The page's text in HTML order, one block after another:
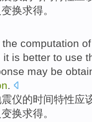
换求得。
the computation of
it is better to use
may be
.
仪的时间特性应
换求得。